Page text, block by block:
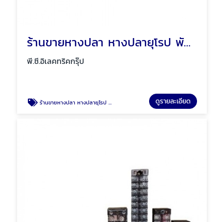
ร้านขายหางปลา หางปลายุโรป พัทยา ชลบุรี
พี.ซี.อิเลคทริคกรุ๊ป
ร้านขายหางปลา หางปลายุโรป พัทยา ชลบุรี ดูรายละเอียด